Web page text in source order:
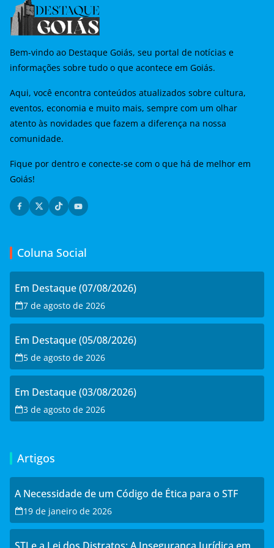
Bem-vindo ao Destaque Goiás, seu portal de notícias e
informações sobre tudo o que acontece em Goiás.
Aqui, você encontra conteúdos atualizados sobre cultura,
eventos, economia e muito mais, sempre com um olhar
atento às novidades que fazem a diferença na nossa
comunidade.
Fique por dentro e conecte-se com o que há de melhor em
Goiás!
Coluna Social
Em Destaque (07/08/2026)
7 de agosto de 2026
Em Destaque (05/08/2026)
5 de agosto de 2026
Em Destaque (03/08/2026)
3 de agosto de 2026
Artigos
A Necessidade de um Código de Ética para o STF
19 de janeiro de 2026